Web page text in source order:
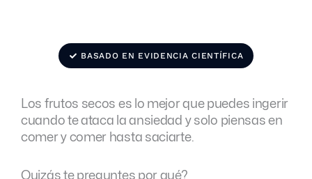
BASADO EN EVIDENCIA CIENTÍFICA
Los frutos secos es lo mejor que puedes ingerir
cuando te ataca la ansiedad y solo piensas en
comer y comer hasta saciarte.
Quizás te preguntes por qué?